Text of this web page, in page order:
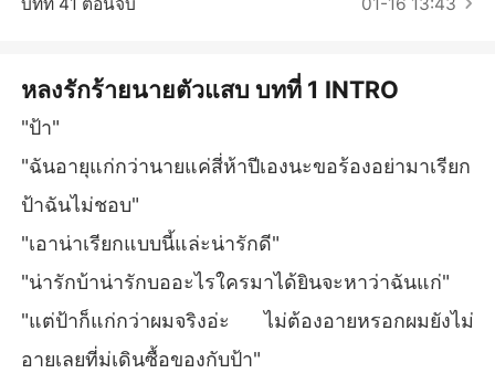
ม่มีผัวอีกเหรอ เอ....หรือไม่มีใครเอา"
"กรี๊ดดดด ไอ้เด็กปากเสียนิสัยไม่ดี"
"อ้าว ผมถามก็มาหาว่าผมปากเสีย รับความจริงไม่ได้เหรอป้า"
"ฉันจะมีผัวหรือไม่มีผัวมันก็เรื่องของฉันไหม"
"ผมแค่สงสารกลัวของๆ ป้าจะไม่ได้ใช้งาน เอางี้มั้ยผมจะยอมล
ดตัวมาเป็นผัวคนแรกให้ป้าเองดีมั้ย ป้าจะได้เปิดประสบการณ์ที่
"กรี๊ดดดดด"
"ป้าอย่ากรี๊ดดังดิเห็นไหมคนหันมามองเต็มเลยผมอายนะป้า เอ๊ะ
เรื่องนี้จะออกฮาๆ น่ารักๆ ดราม่าพอกรุบกริบ
หลงรักร้ายนายตัวแสบ บทที่ 1 INTRO
"ป้า"
"ฉันอายุแก่กว่านายแค่สี่ห้าปีเองนะขอร้องอย่ามาเรียก
ป้าฉันไม่ชอบ"
"เอาน่าเรียกแบบนี้แล่ะน่ารักดี"
"น่ารักบ้าน่ารักบออะไรใครมาได้ยินจะหาว่าฉันแก่"
"แต่ป้าก็แก่กว่าผมจริงอ่ะ ไม่ต้องอายหรอกผมยังไม่
อายเลยที่ม่เดินซื้อของกับป้า"